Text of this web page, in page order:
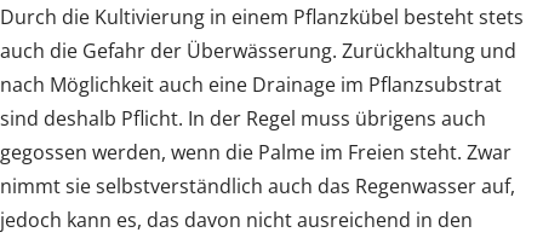
Durch die Kultivierung in einem Pflanzkübel besteht stets
auch die Gefahr der Überwässerung. Zurückhaltung und
nach Möglichkeit auch eine Drainage im Pflanzsubstrat
sind deshalb Pflicht. In der Regel muss übrigens auch
gegossen werden, wenn die Palme im Freien steht. Zwar
nimmt sie selbstverständlich auch das Regenwasser auf,
jedoch kann es, das davon nicht ausreichend in den